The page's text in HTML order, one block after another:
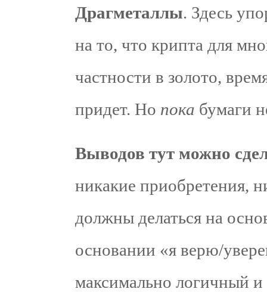
Драгметаллы. Здесь
на то, что крипта для
частности в золото,
придет. Но пока бумаги
Выводов тут можно
никакие приобретения,
должны делаться на
основании «я верю/
максимально логичный